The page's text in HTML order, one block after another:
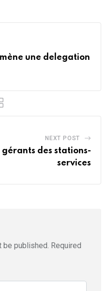
une delegation
NEXT POST
des stations-
services
be published. Required